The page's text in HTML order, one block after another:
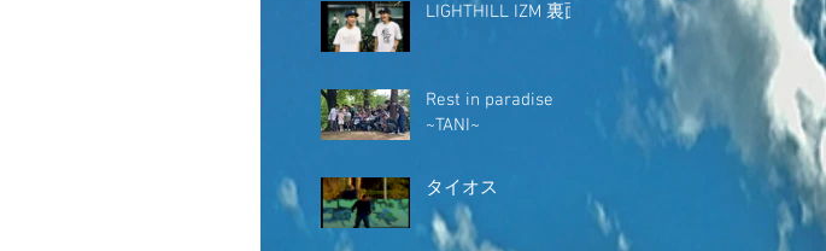
LIGHTHILL IZM 裏面
Rest in paradise
~TANI~
タイオス